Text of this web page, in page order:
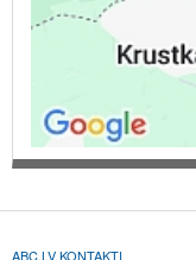
ABC.LV KONTAKTI